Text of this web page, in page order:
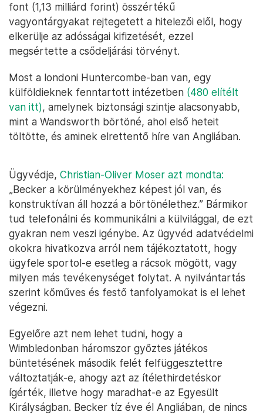
font (1,13 milliárd forint) összértékű
vagyontárgyakat rejtegetett a hitelezői elől, hogy
elkerülje az adósságai kifizetését, ezzel
megsértette a csődeljárási törvényt.
Most a londoni Huntercombe-ban van, egy
külföldieknek fenntartott intézetben (480 elítélt
van itt), amelynek biztonsági szintje alacsonyabb,
mint a Wandsworth börtöné, ahol első heteit
töltötte, és aminek elrettentő híre van Angliában.
Ügyvédje, Christian-Oliver Moser azt mondta:
„Becker a körülményekhez képest jól van, és
konstruktívan áll hozzá a börtönélethez.” Bármikor
tud telefonálni és kommunikálni a külvilággal, de ezt
gyakran nem veszi igénybe. Az ügyvéd adatvédelmi
okokra hivatkozva arról nem tájékoztatott, hogy
ügyfele sportol-e esetleg a rácsok mögött, vagy
milyen más tevékenységet folytat. A nyilvántartás
szerint kőműves és festő tanfolyamokat is el lehet
végezni.
Egyelőre azt nem lehet tudni, hogy a
Wimbledonban háromszor győztes játékos
büntetésének második felét felfüggesztettre
változtatják-e, ahogy azt az ítélethirdetéskor
ígérték, illetve hogy maradhat-e az Egyesült
Királyságban. Becker tíz éve él Angliában, de nincs